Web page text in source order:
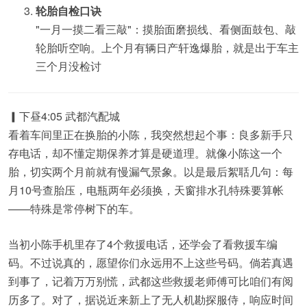
轮胎自检口诀
"一月一摸二看三敲"：摸胎面磨损线、看侧面鼓包、敲
轮胎听空响。上个月有辆日产轩逸爆胎，就是出于车主
三个月没检讨
▎下昼4:05 武都汽配城
看着车间里正在换胎的小陈，我突然想起个事：良多新手只
存电话，却不懂定期保养才算是硬道理。就像小陈这一个
胎，切实两个月前就有慢漏气景象。以是最后絮聒几句：每
月10号查胎压，电瓶两年必须换，天窗排水孔特殊要算帐
——特殊是常停树下的车。
当初小陈手机里存了4个救援电话，还学会了看救援车编
码。不过说真的，愿望你们永远用不上这些号码。倘若真遇
到事了，记着万万别慌，武都这些救援老师傅可比咱们有阅
历多了。对了，据说近来新上了无人机勘探服侍，响应时间